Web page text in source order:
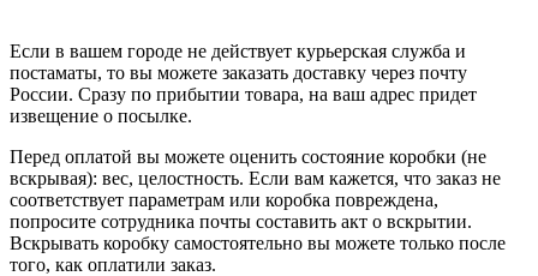
Если в вашем городе не действует курьерская служба и
постаматы, то вы можете заказать доставку через почту
России. Сразу по прибытии товара, на ваш адрес придет
извещение о посылке.
Перед оплатой вы можете оценить состояние коробки (не
вскрывая): вес, целостность. Если вам кажется, что заказ не
соответствует параметрам или коробка повреждена,
попросите сотрудника почты составить акт о вскрытии.
Вскрывать коробку самостоятельно вы можете только после
того, как оплатили заказ.